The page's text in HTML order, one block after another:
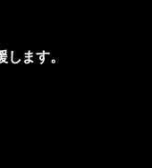
ます。